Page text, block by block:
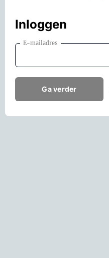
Inloggen
E-mailadres
Ga verder